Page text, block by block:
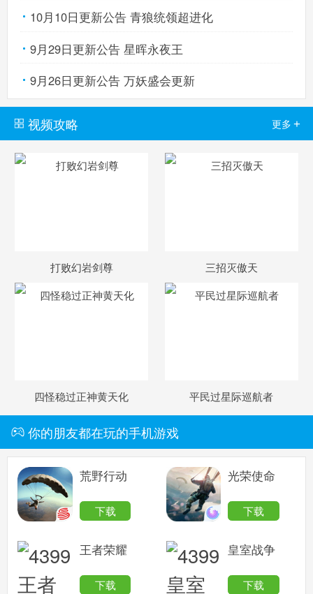
卡布西游手机版
10月10日更新公告 青狼统领超进化
9月29日更新公告 星晖永夜王
9月26日更新公告 万妖盛会更新
视频攻略 更多 +
打败幻岩剑尊 三招灭傲天
四怪稳过正神黄天化 平民过星际巡航者
你的朋友都在玩的手机游戏
荒野行动
下载
光荣使命
下载
王者荣耀
下载
皇室战争
下载